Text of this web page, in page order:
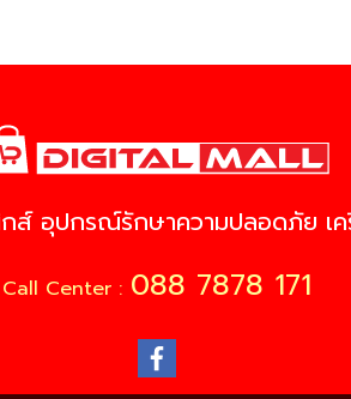
ส์ อุปกรณ์รักษาความปลอดภัย เ
Call Center : 088 7878 171